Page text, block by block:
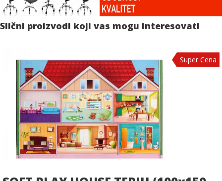
Slični proizvodi koji vas mogu interesovati
Super Cena